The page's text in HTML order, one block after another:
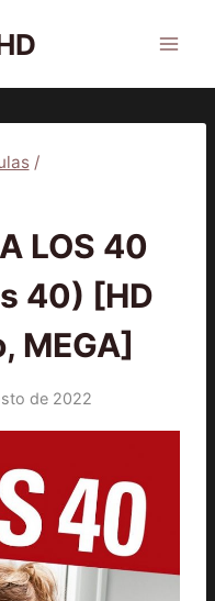
/
LOS 40
40) [HD
MEGA]
de 2022